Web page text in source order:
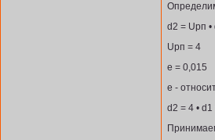
d2 = Uрп
Uрп = 4
е = 0,015
е -
d2 = 4 •